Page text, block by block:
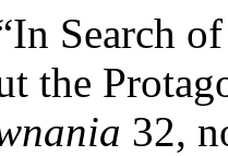
“In Search
the
32,